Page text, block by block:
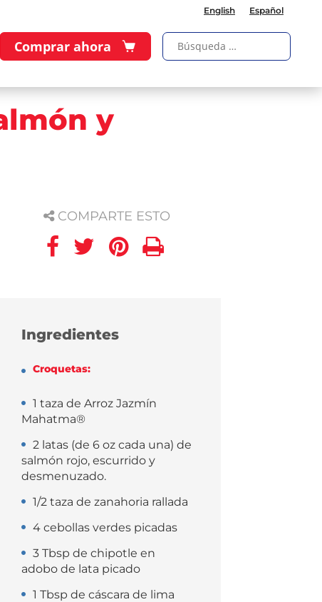
English Español
Comprar ahora
y
COMPARTE ESTO
Ingredientes
Croquetas:
1 taza de Arroz Jazmín
Mahatma®
2 latas (de 6 oz cada una) de
salmón rojo, escurrido y
desmenuzado.
1/2 taza de zanahoria rallada
4 cebollas verdes picadas
3 Tbsp de chipotle en
adobo de lata picado
1 Tbsp de cáscara de lima